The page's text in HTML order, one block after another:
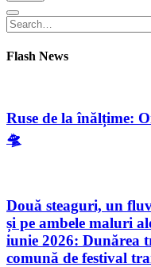
Search
for:
Search
Flash News
Ruse de la înălțime:
🛸
Două steaguri, un
și pe ambele maluri
iunie 2026: Dunărea
comună de festival